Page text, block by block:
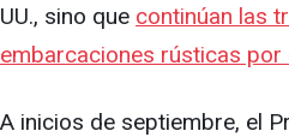
UU., sino que continúan las
embarcaciones rústicas por
A inicios de septiembre, el